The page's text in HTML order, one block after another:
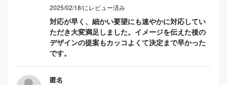
2025/02/18/にレビュー済み
対応が早く、細かい要望にも速やかに対応してい
ただき大変満足しました。イメージを伝えた後の
デザインの提案もカッコよくて決定まで早かった
です。
匿名